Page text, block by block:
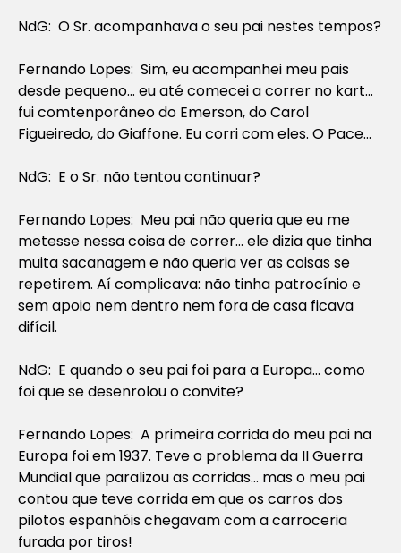
NdG: O Sr. acompanhava o seu pai nestes tempos?
Fernando Lopes: Sim, eu acompanhei meu pais
desde pequeno… eu até comecei a correr no kart…
fui comtenporâneo do Emerson, do Carol
Figueiredo, do Giaffone. Eu corri com eles. O Pace…
NdG: E o Sr. não tentou continuar?
Fernando Lopes: Meu pai não queria que eu me
metesse nessa coisa de correr… ele dizia que tinha
muita sacanagem e não queria ver as coisas se
repetirem. Aí complicava: não tinha patrocínio e
sem apoio nem dentro nem fora de casa ficava
difícil.
NdG: E quando o seu pai foi para a Europa… como
foi que se desenrolou o convite?
Fernando Lopes: A primeira corrida do meu pai na
Europa foi em 1937. Teve o problema da II Guerra
Mundial que paralizou as corridas… mas o meu pai
contou que teve corrida em que os carros dos
pilotos espanhóis chegavam com a carroceria
furada por tiros!